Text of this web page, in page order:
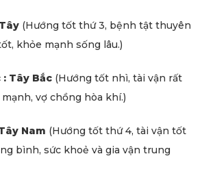
(Hướng tốt thứ 3, bệnh tật thuyên
khỏe mạnh sống lâu.)
Tây Bắc (Hướng tốt nhì, tài vận rất
vợ chồng hòa khí.)
Nam (Hướng tốt thứ 4, tài vận tốt
bình, sức khoẻ và gia vận trung